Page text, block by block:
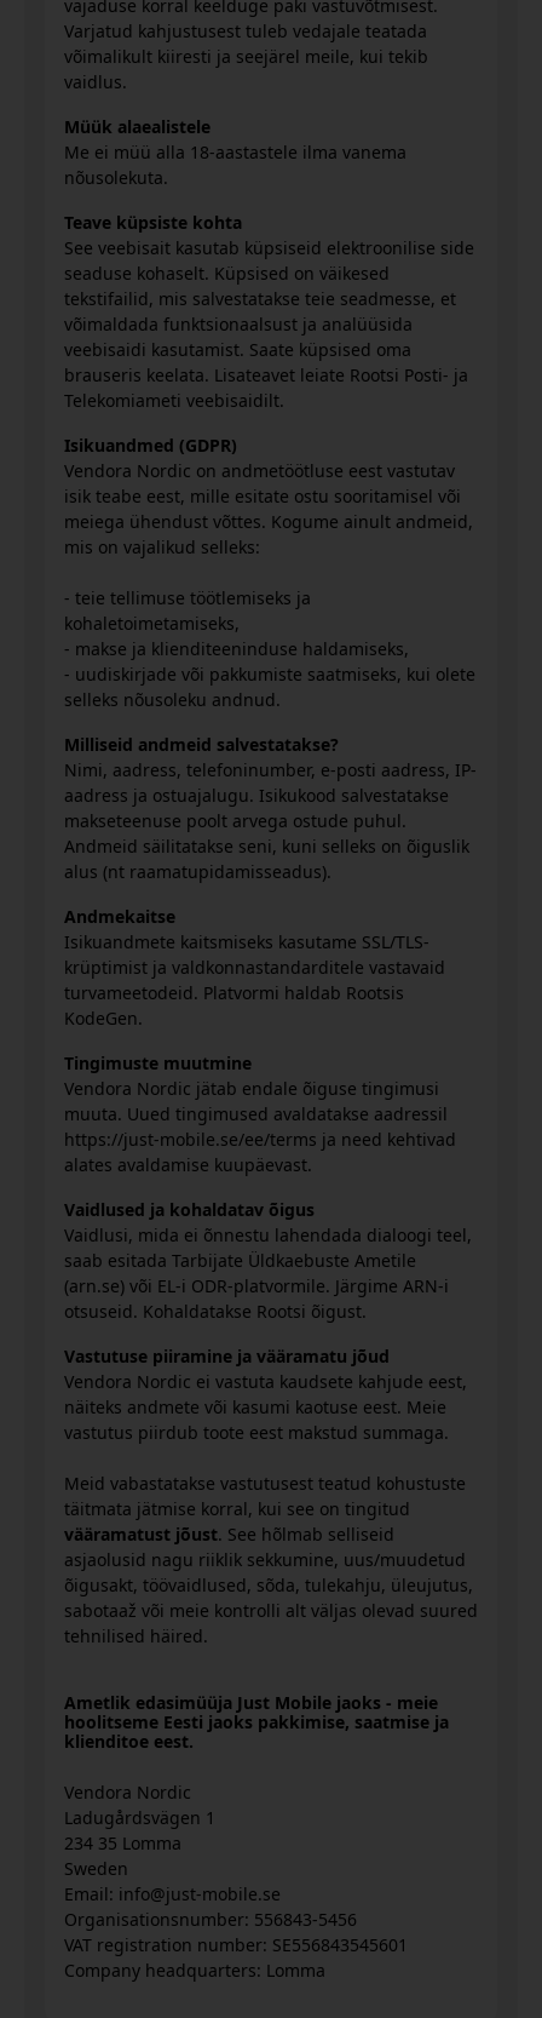
vajaduse korral keelduge paki vastuvõtmisest.
Varjatud kahjustusest tuleb vedajale teatada
võimalikult kiiresti ja seejärel meile, kui tekib
vaidlus.
Müük alaealistele
Me ei müü alla 18-aastastele ilma vanema
nõusolekuta.
Teave küpsiste kohta
See veebisait kasutab küpsiseid elektroonilise side
seaduse kohaselt. Küpsised on väikesed
tekstifailid, mis salvestatakse teie seadmesse, et
võimaldada funktsionaalsust ja analüüsida
veebisaidi kasutamist. Saate küpsised oma
brauseris keelata. Lisateavet leiate Rootsi Posti- ja
Telekomiameti veebisaidilt.
Isikuandmed (GDPR)
Vendora Nordic on andmetöötluse eest vastutav
isik teabe eest, mille esitate ostu sooritamisel või
meiega ühendust võttes. Kogume ainult andmeid,
mis on vajalikud selleks:
- teie tellimuse töötlemiseks ja
kohaletoimetamiseks,
- makse ja klienditeeninduse haldamiseks,
- uudiskirjade või pakkumiste saatmiseks, kui olete
selleks nõusoleku andnud.
Milliseid andmeid salvestatakse?
Nimi, aadress, telefoninumber, e-posti aadress, IP-
aadress ja ostuajalugu. Isikukood salvestatakse
makseteenuse poolt arvega ostude puhul.
Andmeid säilitatakse seni, kuni selleks on õiguslik
alus (nt raamatupidamisseadus).
Andmekaitse
Isikuandmete kaitsmiseks kasutame SSL/TLS-
krüptimist ja valdkonnastandarditele vastavaid
turvameetodeid. Platvormi haldab Rootsis
KodeGen.
Tingimuste muutmine
Vendora Nordic jätab endale õiguse tingimusi
muuta. Uued tingimused avaldatakse aadressil
https://just-mobile.se/ee/terms ja need kehtivad
alates avaldamise kuupäevast.
Vaidlused ja kohaldatav õigus
Vaidlusi, mida ei õnnestu lahendada dialoogi teel,
saab esitada Tarbijate Üldkaebuste Ametile
(arn.se) või EL-i ODR-platvormile. Järgime ARN-i
otsuseid. Kohaldatakse Rootsi õigust.
Vastutuse piiramine ja vääramatu jõud
Vendora Nordic ei vastuta kaudsete kahjude eest,
näiteks andmete või kasumi kaotuse eest. Meie
vastutus piirdub toote eest makstud summaga.
Meid vabastatakse vastutusest teatud kohustuste
täitmata jätmise korral, kui see on tingitud
vääramatust jõust. See hõlmab selliseid
asjaolusid nagu riiklik sekkumine, uus/muudetud
õigusakt, töövaidlused, sõda, tulekahju, üleujutus,
sabotaaž või meie kontrolli alt väljas olevad suured
tehnilised häired.
Ametlik edasimüüja Just Mobile jaoks - meie
hoolitseme Eesti jaoks pakkimise, saatmise ja
klienditoe eest.
Vendora Nordic
Ladugårdsvägen 1
234 35 Lomma
Sweden
Email: info@just-mobile.se
Organisationsnumber: 556843-5456
VAT registration number: SE556843545601
Company headquarters: Lomma